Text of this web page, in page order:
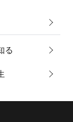
る